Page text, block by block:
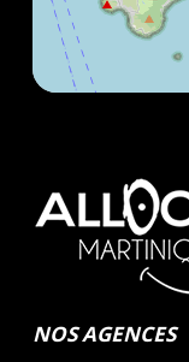
NOS AGENCES